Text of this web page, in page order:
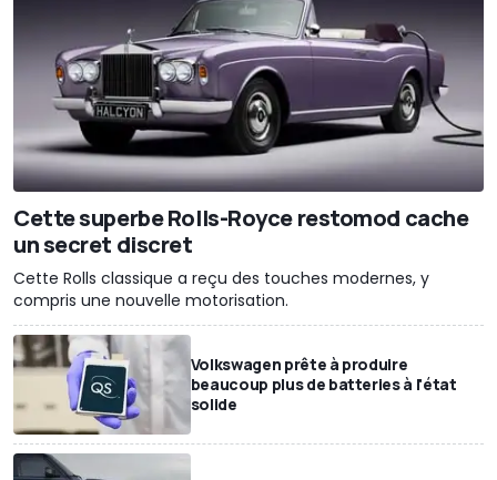
Cette superbe Rolls-Royce restomod cache
un secret discret
Cette Rolls classique a reçu des touches modernes, y
compris une nouvelle motorisation.
Volkswagen prête à produire
beaucoup plus de batteries à l'état
solide